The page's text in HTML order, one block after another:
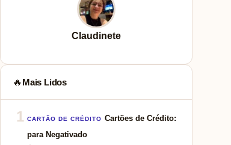
Claudinete
🔥 Mais Lidos
1 CARTÃO DE CRÉDITO Cartões de Crédito:
para Negativado